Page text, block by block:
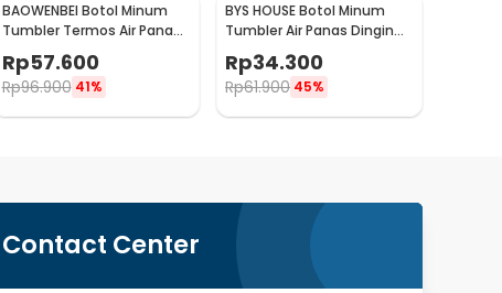
BAOWENBEI Botol Minum
Tumbler Termos Air Panas
Dingin Stainless 500ml -
A1A0
Rp57.600
Rp96.900 41%
BYS HOUSE Botol Minum
Tumbler Air Panas Dingin
Stainless Steel 380ml -
TY204
Rp34.300
Rp61.900 45%
Contact Center